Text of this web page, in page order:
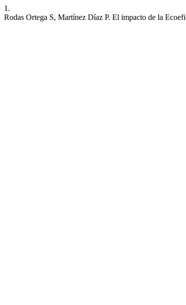
1.
Rodas Ortega S, Martínez Díaz P. El impacto de la